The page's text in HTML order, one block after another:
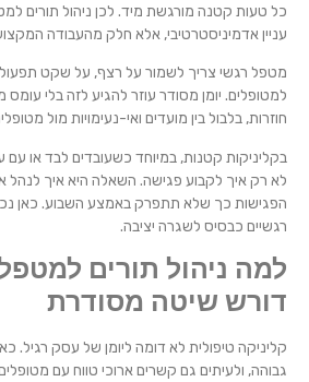
כל טעות קטנה מורגשת מיד. לכן ניהול תורים
עניין אדמיניסטרטיבי, אלא חלק מהעבודה
מטפל רגשי צריך לשמור על רצף, על שקט
למטופלים. יומן מסודר עוזר להגיע לזה בלי
חוזרות, בלבול בין מועדים ואי-נעימויות מול
בקליניקות קטנות, במיוחד כשעובדים לבד או
לא רק איך לקבוע פגישה. השאלה היא איך
הפגישות כך שלא תתפרק באמצע השבוע. כאן
רגשיים כבסיס לשגרה יציבה.
למה ניהול תורים
דורש שיטה מסודרת
קליניקה טיפולית לא דומה ליומן של עסק רגיל.
גבוהה, ולעיתים גם קשרים ארוכי טווח עם